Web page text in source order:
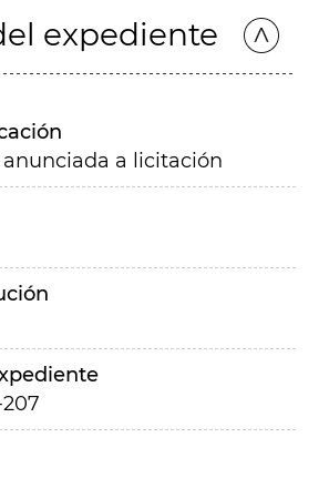
expediente
a licitación